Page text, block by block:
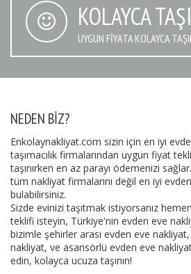
KOLAYCA
UYGUN FIYATA KOLAYCA
NEDEN BIZ?
Enkolaynakliyat.com sizin için en iyi
taşımacılık firmalarından uygun fiyat
taşınırken en az parayı ödemenizi
tüm nakliyat firmalarını değil en iyi
bulabilirsiniz.
Sizde evinizi taşıtmak istiyorsanız
teklifi isteyin, Türkiye'nin evden eve
bizimle şehirler arası evden eve
nakliyat, ve asansörlü evden eve
edin, kolayca ucuza taşının!